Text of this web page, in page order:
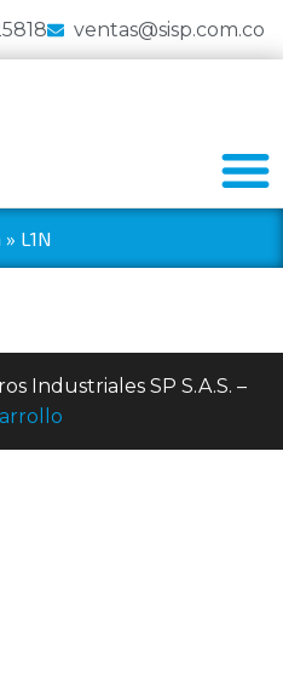
ventas@sisp.com.co
» L1N
Industriales SP S.A.S. –